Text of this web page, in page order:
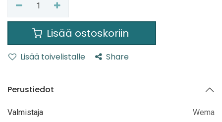
Lisää ostoskoriin
Lisää toivelistalle Share
Perustiedot
Valmistaja Wema